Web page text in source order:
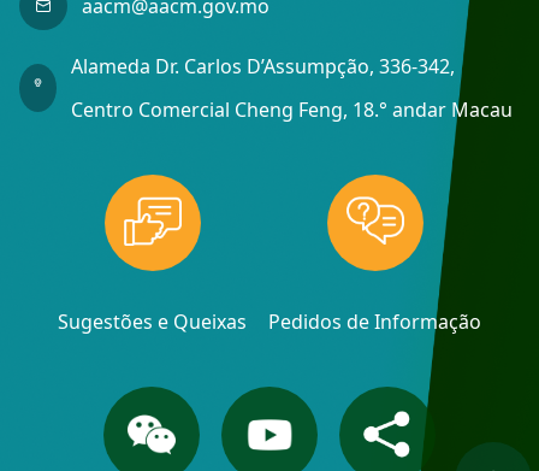
aacm@aacm.gov.mo
Alameda Dr. Carlos D’Assumpção, 336-342,
Centro Comercial Cheng Feng, 18.° andar Macau
Sugestões e Queixas Pedidos de Informação